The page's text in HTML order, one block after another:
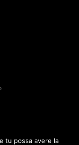
tu possa avere la